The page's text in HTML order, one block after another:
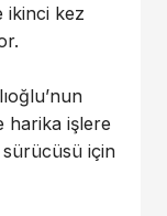
ikinci kez
harika işlere
sürücüsü için